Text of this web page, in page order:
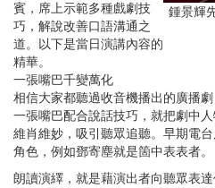
賓，席上示範多種戲劇技
巧，解說改善口語溝通之
道。以下是當日演講內容的
精華。
鍾景輝
一張嘴巴千變萬化
相信大家都聽過收音機播出的廣播
一張嘴巴配合說話技巧，就把劇中
維肖維妙，吸引聽眾追聽。早期電
角色，例如鄧寄塵就是箇中表表者。
朗讀演繹，就是藉演出者向聽眾表